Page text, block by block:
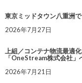
東京ミッドタウン八重洲
2026年7月27日
上組／コンテナ物流最適
「OneStream株式会社」
2026年7月21日